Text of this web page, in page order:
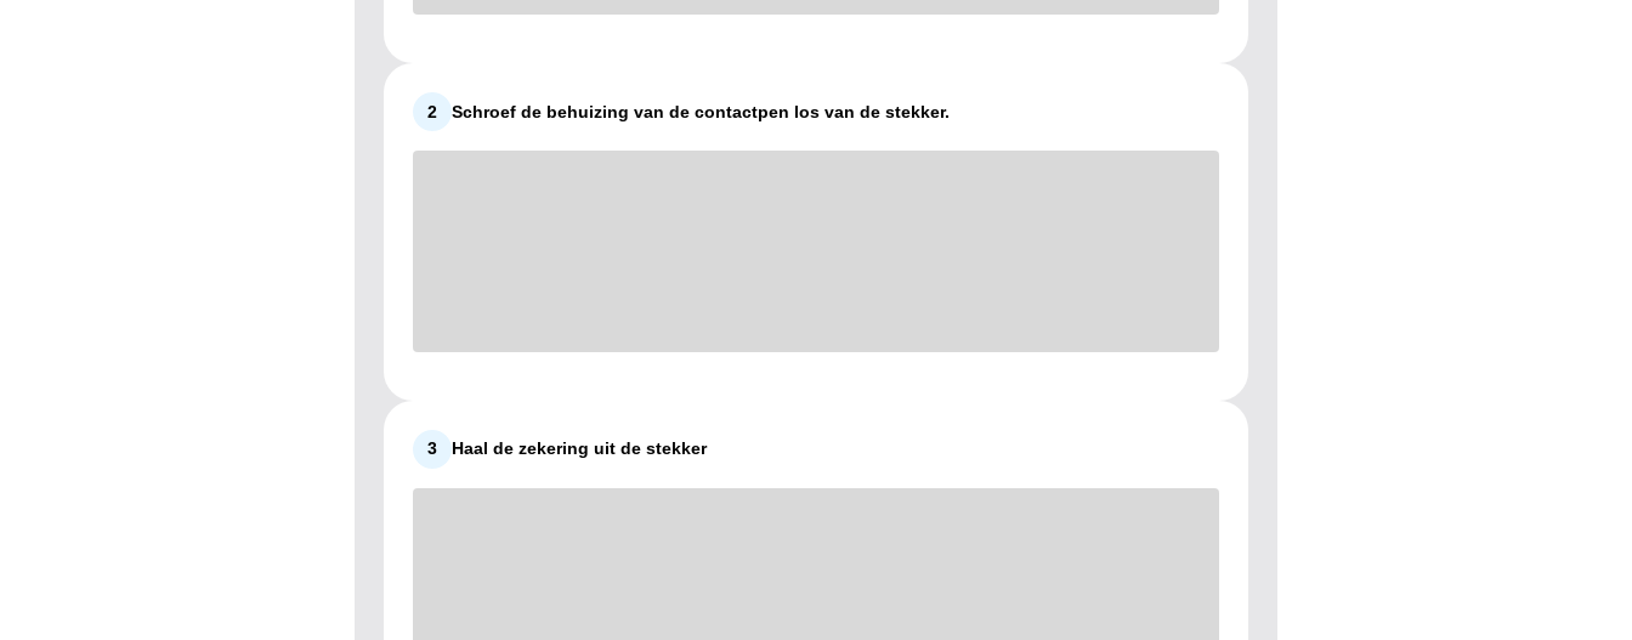
2 Schroef de behuizing van de contactpen los van de stekker.
3 Haal de zekering uit de stekker